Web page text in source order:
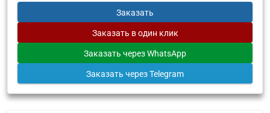
Заказать
Заказать в один клик
Заказать через WhatsApp
Заказать через Telegram